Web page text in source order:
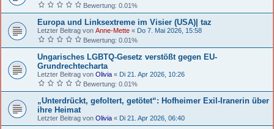
Bewertung: 0.01%
Europa und Linksextreme im Visier (USA)| taz
Letzter Beitrag von Anne-Mette « Do 7. Mai 2026, 15:58
Bewertung: 0.01%
Ungarisches LGBTQ-Gesetz verstößt gegen EU-
Grundrechtecharta
Letzter Beitrag von Olivia « Di 21. Apr 2026, 10:26
Bewertung: 0.01%
„Unterdrückt, gefoltert, getötet“: Hofheimer Exil-Iranerin über
ihre Heimat
Letzter Beitrag von Olivia « Di 21. Apr 2026, 06:40